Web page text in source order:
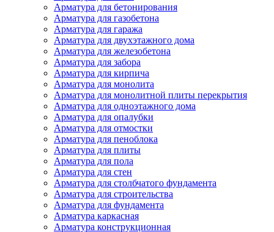
Арматура для бетонирования
Арматура для газобетона
Арматура для гаража
Арматура для двухэтажного дома
Арматура для железобетона
Арматура для забора
Арматура для кирпича
Арматура для монолита
Арматура для монолитной плиты перекрытия
Арматура для одноэтажного дома
Арматура для опалубки
Арматура для отмостки
Арматура для пеноблока
Арматура для плиты
Арматура для пола
Арматура для стен
Арматура для столбчатого фундамента
Арматура для строительства
Арматура для фундамента
Арматура каркасная
Арматура конструкционная